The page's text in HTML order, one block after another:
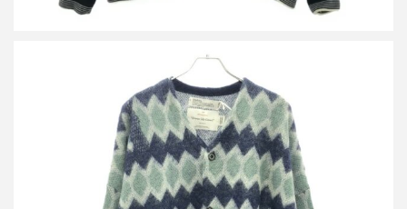
ダイリク 23AW Mohair Border Cardigan モヘアボーダーカーディ
ガン 23AW K-2